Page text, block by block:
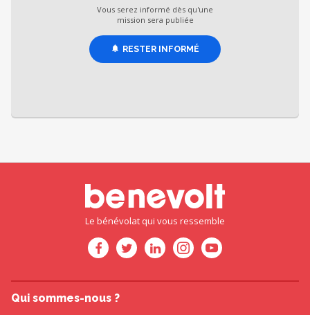
Vous serez informé dès qu'une
mission sera publiée
RESTER INFORMÉ
Le bénévolat qui vous ressemble
Qui sommes-nous ?